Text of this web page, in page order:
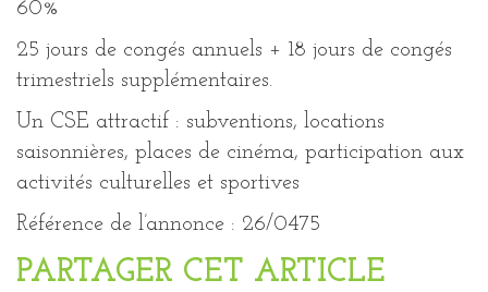
60%
25 jours de congés annuels + 18 jours de congés
trimestriels supplémentaires.
Un CSE attractif : subventions, locations
saisonnières, places de cinéma, participation aux
activités culturelles et sportives
Référence de l’annonce : 26/0475
PARTAGER CET ARTICLE